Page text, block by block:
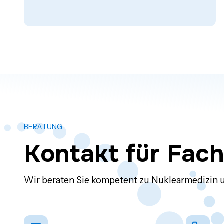
BERATUNG
Kontakt für
Wir beraten Sie kompetent zu Nuklearmedizin